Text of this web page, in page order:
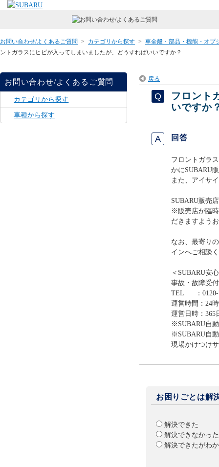
お問い合わせ/よくあるご質問 > カテゴリから探す > 車全般・部品・機能・オプ
ントガラスにヒビが入ってしまいましたが、どうすればいいですか？
お問い合わせ/よくあるご質問
カテゴリから探す
車種から探す
戻る
フロント
いですか
回答
フロントガラ
かにSUBARU
また、アイサ
SUBARU販売
※販売店が臨
だきますよう
なお、最寄り
インへご相談
＜SUBARU安
事故・故障受
TEL ：0120-
運営時間：24
運営日時：365
※SUBARU自
※SUBARU自
現場かけつけ
お困りごとは解
解決できた
解決できなかった
解決できたがわ